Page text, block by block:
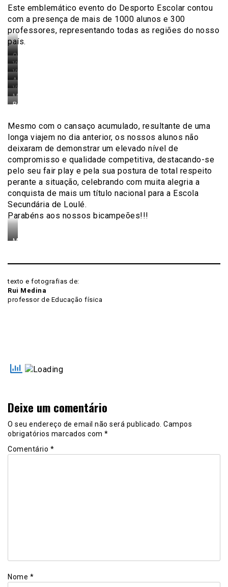
(11.ºA),
Horta
(12.ºUp2),
Vicente
Afonso
(
12.ºB)
e
Angel
Lopez
(11.ºJ)
o
professor
Rui
Medina
Este emblemático evento do Desporto Escolar contou
com a presença de mais de 1000 alunos e 300
professores, representando todas as regiões do nosso
país.
Os
atletas
na
preparação
para
a
Vicente
Afonso
(
12.ºB)
num
prova
Vicente
Afonso
(
12.ºB)
da
prova
Angel
Lopez
(11.ºJ)
da
prova
Vicente
Afonso
(
num
momento
da
prova
Martim
Horta
durante
corrida
Bernardo
(11.ºA)
momento
da
prova
Mesmo com o cansaço acumulado, resultante de uma
longa viajem no dia anterior, os nossos alunos não
deixaram de demonstrar um elevado nível de
compromisso e qualidade competitiva, destacando-se
pelo seu fair play e pela sua postura de total respeito
perante a situação, celebrando com muita alegria a
conquista de mais um título nacional para a Escola
Secundária de Loulé.
Parabéns aos nossos bicampeões!!!
Martim
Cunha
(11.ºA),
Vicente
preparando-
o
troféu
de
melhor
texto e fotografias de:
Rui Medina
professor de Educação física
Deixe um comentário
O seu endereço de email não será publicado. Campos
obrigatórios marcados com *
Comentário *
Nome *